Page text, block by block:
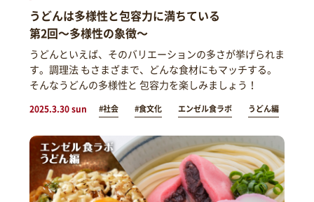
うどんは多様性と包容力に満ちている
第2回～多様性の象徴～
うどんといえば、そのバリエーションの多さが挙げられま
す。調理法 もさまざまで、どんな食材にもマッチする。
そんなうどんの多様性と 包容力を楽しみましょう！
2025.3.30 sun #社会 #食文化 エンゼル食ラボ うどん編